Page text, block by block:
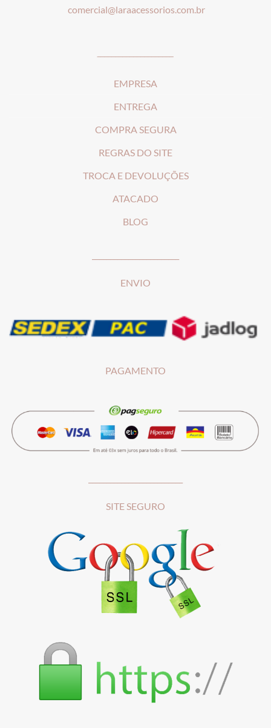
comercial@laraacessorios.com.br
EMPRESA
ENTREGA
COMPRA SEGURA
REGRAS DO SITE
TROCA E DEVOLUÇÕES
ATACADO
BLOG
ENVIO
PAGAMENTO
SITE SEGURO